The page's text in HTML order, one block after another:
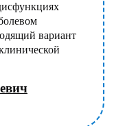
вариант